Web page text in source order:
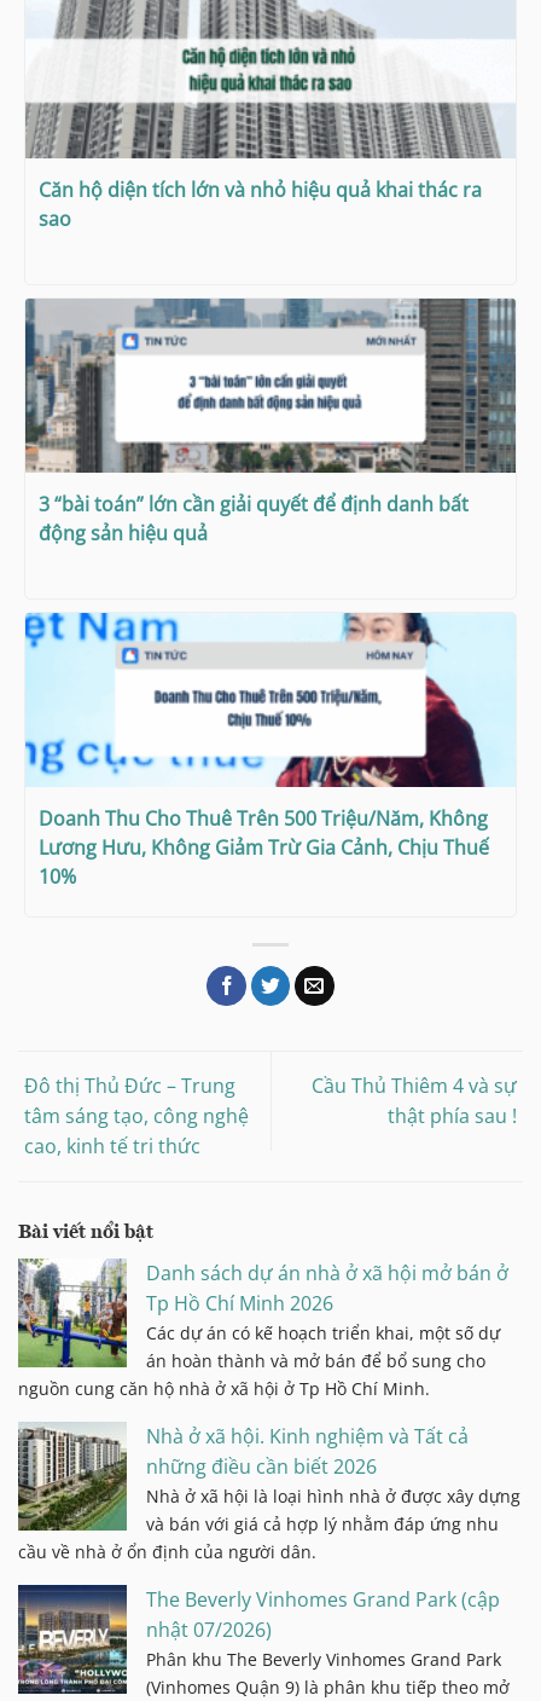
Căn hộ diện tích lớn và nhỏ hiệu quả khai thác ra
sao
3 “bài toán” lớn cần giải quyết để định danh bất
động sản hiệu quả
Doanh Thu Cho Thuê Trên 500 Triệu/Năm, Không
Lương Hưu, Không Giảm Trừ Gia Cảnh, Chịu Thuế
10%
Đô thị Thủ Đức – Trung
tâm sáng tạo, công nghệ
cao, kinh tế tri thức
Cầu Thủ Thiêm 4 và sự
thật phía sau !
Bài viết nổi bật
Danh sách dự án nhà ở xã hội mở bán ở
Tp Hồ Chí Minh 2026
Các dự án có kế hoạch triển khai, một số dự
án hoàn thành và mở bán để bổ sung cho
nguồn cung căn hộ nhà ở xã hội ở Tp Hồ Chí Minh.
Nhà ở xã hội. Kinh nghiệm và Tất cả
những điều cần biết 2026
Nhà ở xã hội là loại hình nhà ở được xây dựng
và bán với giá cả hợp lý nhằm đáp ứng nhu
cầu về nhà ở ổn định của người dân.
The Beverly Vinhomes Grand Park (cập
nhật 07/2026)
Phân khu The Beverly Vinhomes Grand Park
(Vinhomes Quận 9) là phân khu tiếp theo mở